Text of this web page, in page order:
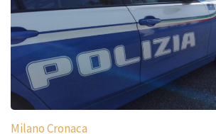
Milano Cronaca